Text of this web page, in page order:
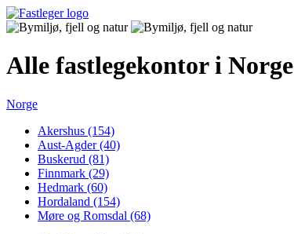
Alle fastlegekontor i Norge
Norge
Akershus (154)
Aust-Agder (40)
Buskerud (81)
Finnmark (29)
Hedmark (60)
Hordaland (154)
Møre og Romsdal (68)